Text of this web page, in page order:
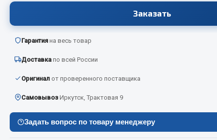
Аксессуары автомобильные
Брызговики
Вентиляторы кабины
Весь раздел
Заказать
Гарантия на весь товар
Доставка по всей России
Оригинал от проверенного поставщика
Самовывоз Иркутск, Трактовая 9
Задать вопрос по товару менеджеру